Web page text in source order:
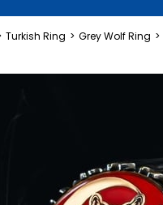
Turkish Ring Grey Wolf Ring